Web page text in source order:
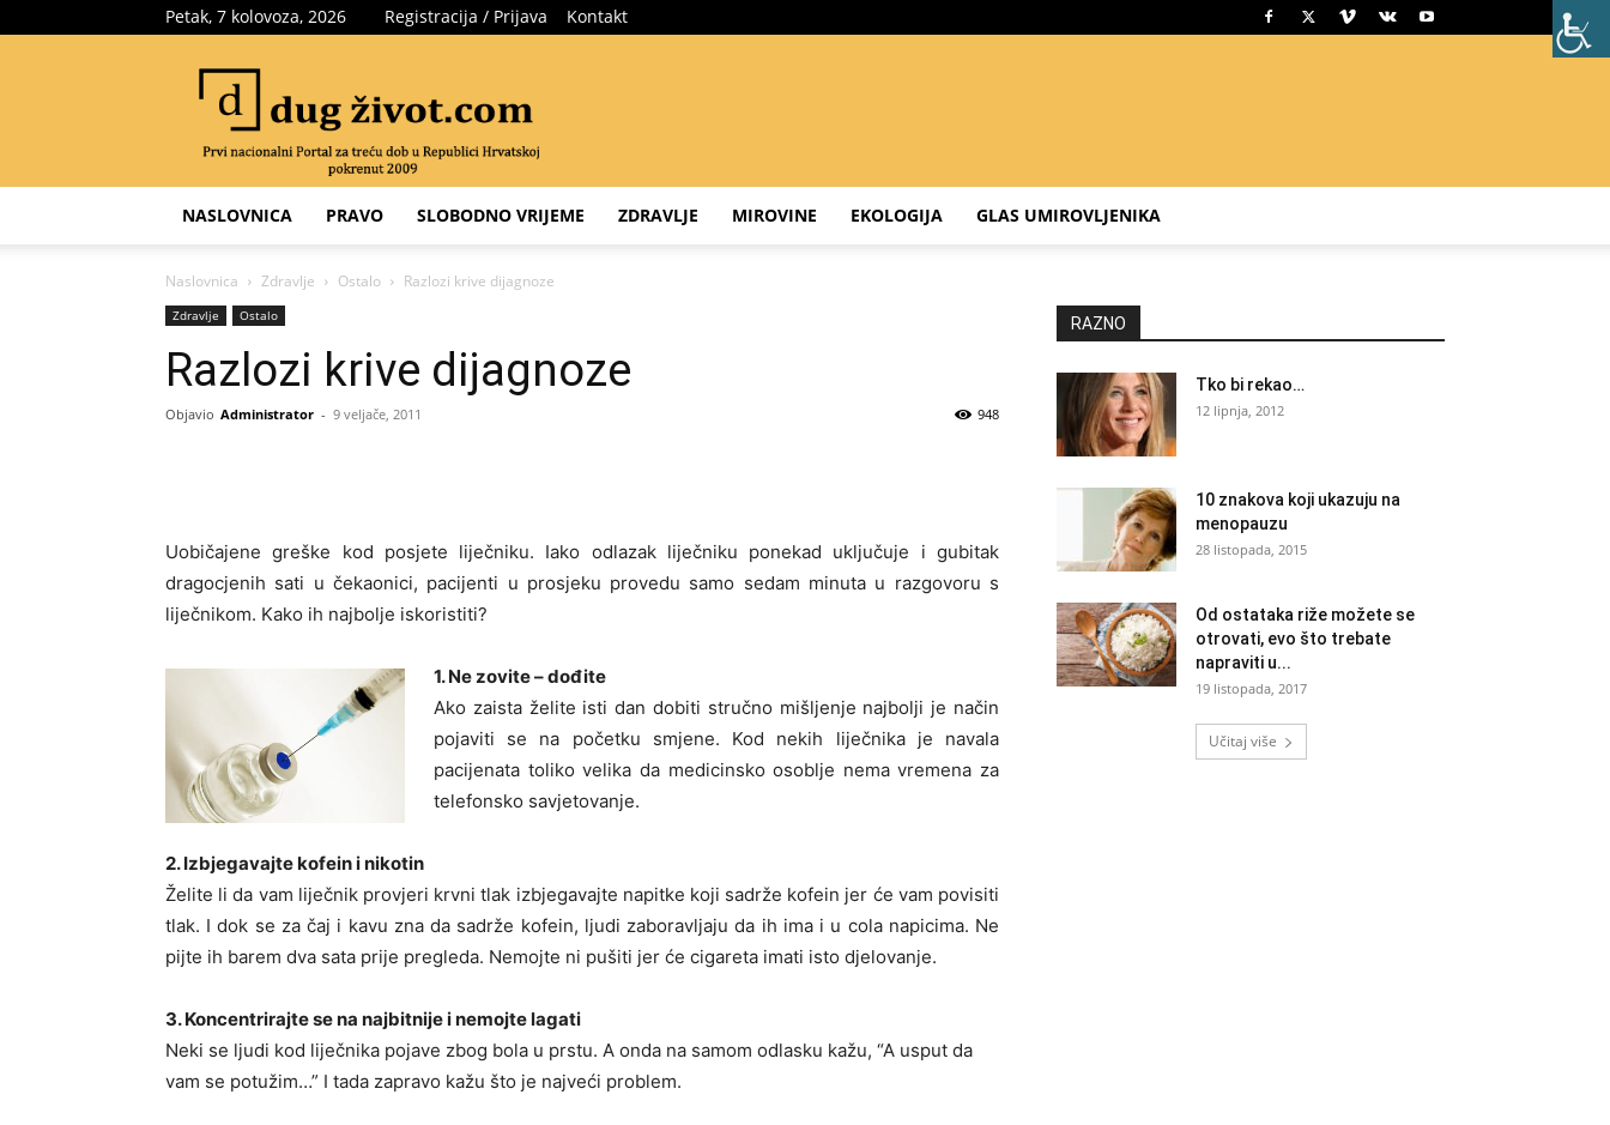
Petak, 7 kolovoza, 2026 Registracija / Prijava Kontakt
za
treću
dob
NASLOVNICA PRAVO SLOBODNO VRIJEME ZDRAVLJE MIROVINE EKOLOGIJA GLAS UMIROVLJENIKA
Naslovnica Zdravlje Ostalo Razlozi krive dijagnoze
Zdravlje Ostalo
Razlozi krive dijagnoze
Objavio Administrator - 9 veljače, 2011 948
Uobičajene greške kod posjete liječniku. Iako odlazak liječniku ponekad uključuje i gubitak
dragocjenih sati u čekaonici, pacijenti u prosjeku provedu samo sedam minuta u razgovoru s
liječnikom. Kako ih najbolje iskoristiti?
1. Ne zovite – dođite
Ako zaista želite isti dan dobiti stručno mišljenje najbolji je način
pojaviti se na početku smjene. Kod nekih liječnika je navala
pacijenata toliko velika da medicinsko osoblje nema vremena za
telefonsko savjetovanje.
2. Izbjegavajte kofein i nikotin
Želite li da vam liječnik provjeri krvni tlak izbjegavajte napitke koji sadrže kofein jer će vam povisiti
tlak. I dok se za čaj i kavu zna da sadrže kofein, ljudi zaboravljaju da ih ima i u cola napicima. Ne
pijte ih barem dva sata prije pregleda. Nemojte ni pušiti jer će cigareta imati isto djelovanje.
3. Koncentrirajte se na najbitnije i nemojte lagati
Neki se ljudi kod liječnika pojave zbog bola u prstu. A onda na samom odlasku kažu, “A usput da
vam se potužim…” I tada zapravo kažu što je najveći problem.
RAZNO
Tko bi rekao…
12 lipnja, 2012
10 znakova koji ukazuju na
menopauzu
28 listopada, 2015
Od ostataka riže možete se
otrovati, evo što trebate
napraviti u...
19 listopada, 2017
Učitaj više